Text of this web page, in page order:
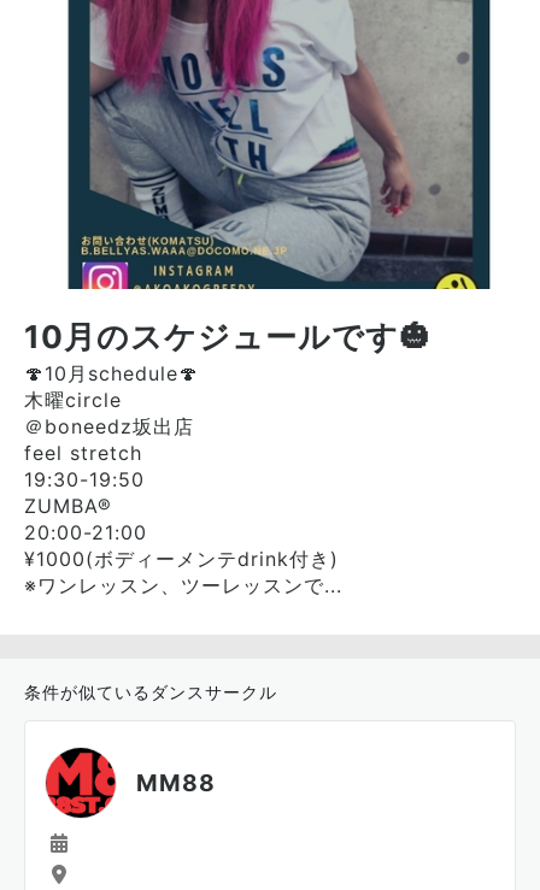
10月のスケジュールです🎃
🍄10月schedule🍄
木曜circle
＠boneedz坂出店
feel stretch
19:30-19:50
ZUMBA®︎
20:00-21:00
¥1000(ボディーメンテdrink付き)
※ワンレッスン、ツーレッスンで...
条件が似ているダンスサークル
MM88